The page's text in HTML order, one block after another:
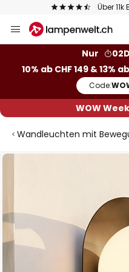
Über
Inhalt
Nur
10% ab CHF 149 & 13%
Code:
WOW
Wandleuchten mit
Zum
springen